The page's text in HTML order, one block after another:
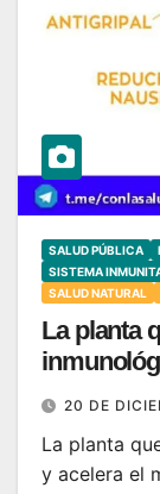
SALUD PÚBLICA
SISTEMA
SALUD NATURAL
La planta
20 DE
La planta
y acelera el